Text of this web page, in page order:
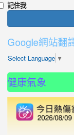
記住我
Google網站翻
Select Language ▼
健康氣象